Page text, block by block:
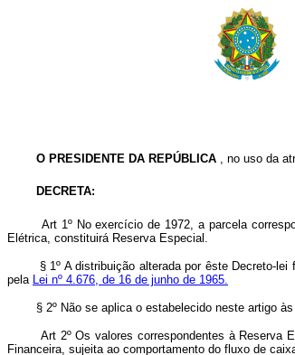
O PRESIDENTE DA REPÚBLICA , no uso da
DECRETA:
Art 1º No exercício de 1972, a parcela
Elétrica, constituirá Reserva Especial.
§ 1º A distribuição alterada por êste Decreto-lei
pela
Lei nº 4.676, de 16 de junho de 1965.
§ 2º Não se aplica o estabelecido neste artigo às
Art 2º Os valores correspondentes à Reserva
Financeira, sujeita ao comportamento do fluxo de